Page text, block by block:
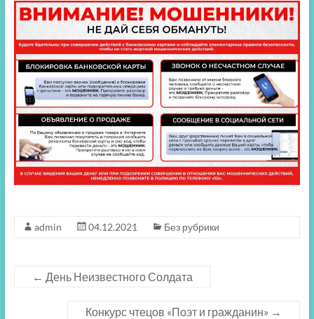
admin 04.12.2021 Без рубрики
← День Неизвестного Солдата
Конкурс чтецов «Поэт и гражданин» →